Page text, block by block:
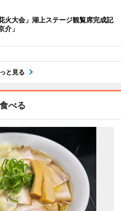
火大会」湖上ステージ観覧席完成記
介」
と見る
食べる